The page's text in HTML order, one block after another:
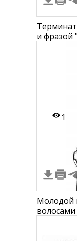
и фразой
1
Молодой